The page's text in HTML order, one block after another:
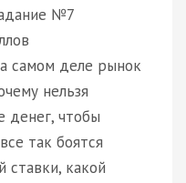
№7
самом деле рынок
нельзя
денег, чтобы
так боятся
какой